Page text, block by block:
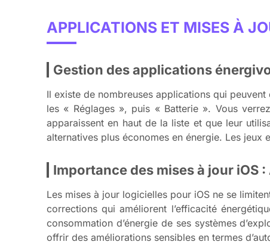
APPLICATIONS ET MISES À
Gestion des applications
Il existe de nombreuses applications qui
les « Réglages », puis « Batterie ». Vous
apparaissent en haut de la liste et que leur
alternatives plus économes en énergie. Les
Importance des mises à jour iOS
Les mises à jour logicielles pour iOS ne se
corrections qui améliorent l’efficacité
consommation d’énergie de ses systèmes
offrir des améliorations sensibles en termes